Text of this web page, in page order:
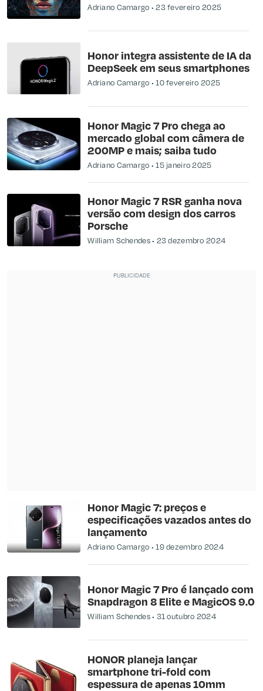
Adriano Camargo 23 fevereiro 2025
Honor integra assistente de IA da
DeepSeek em seus smartphones
Adriano Camargo 10 fevereiro 2025
Honor Magic 7 Pro chega ao
mercado global com câmera de
200MP e mais; saiba tudo
Adriano Camargo 15 janeiro 2025
Honor Magic 7 RSR ganha nova
versão com design dos carros
Porsche
William Schendes 23 dezembro 2024
Honor Magic 7: preços e
especificações vazados antes do
lançamento
Adriano Camargo 19 dezembro 2024
Honor Magic 7 Pro é lançado com
Snapdragon 8 Elite e MagicOS 9.0
William Schendes 31 outubro 2024
HONOR planeja lançar
smartphone tri-fold com
espessura de apenas 10mm